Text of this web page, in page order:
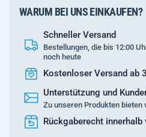
WARUM BEI UNS EINKAUFEN?
Schneller Versand
Bestellungen, die bis 12:00
noch heute
Kostenloser Versand ab
Unterstützung und
Zu unseren Produkten bieten
Rückgaberecht innerhalb